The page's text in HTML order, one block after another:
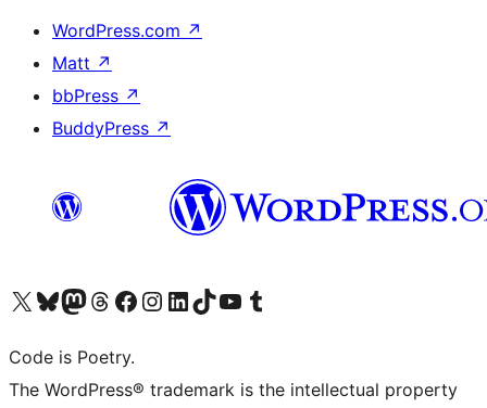
WordPress.com ↗
Matt ↗
bbPress ↗
BuddyPress ↗
Visita il nostro account X (ex Twitter)
Visita il nostro account Bluesky
Visita il nostro account Mastodon
Visita il nostro account Threads
Visita la nostra pagina Facebook
Visita il nostro account Instagram
Visita il nostro account LinkedIn
Visita il nostro account TikTok
Visita il nostro canale YouTube
Visita il nostro account Tumblr
Code is Poetry.
The WordPress® trademark is the intellectual property